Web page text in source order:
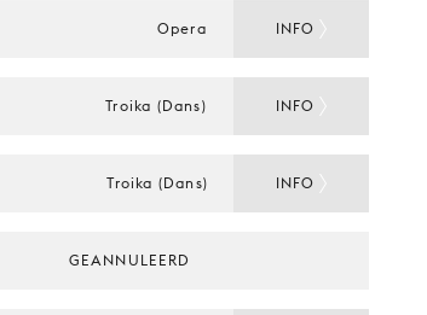
Opera INFO
Troika (Dans) INFO
Troika (Dans) INFO
GEANNULEERD